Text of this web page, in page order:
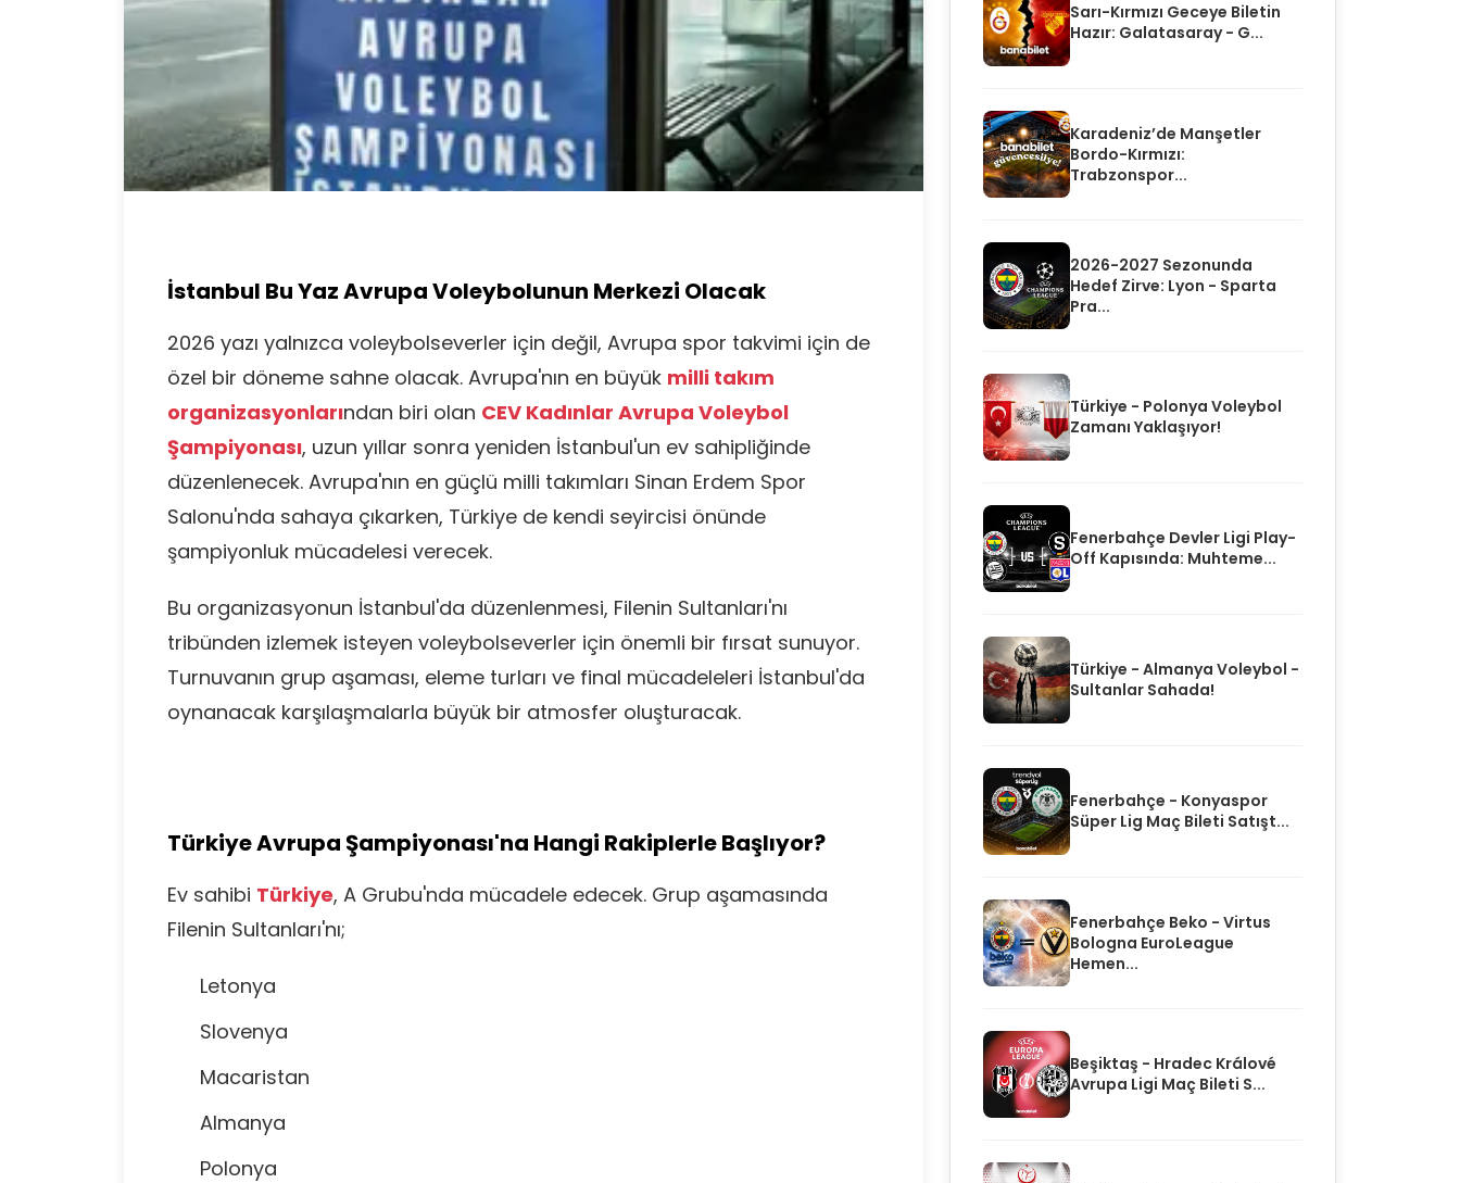
İstanbul Bu Yaz Avrupa Voleybolunun Merkezi Olacak
2026 yazı yalnızca voleybolseverler için değil, Avrupa spor takvimi için de
özel bir döneme sahne olacak. Avrupa'nın en büyük milli takım
organizasyonlarından biri olan CEV Kadınlar Avrupa Voleybol
Şampiyonası, uzun yıllar sonra yeniden İstanbul'un ev sahipliğinde
düzenlenecek. Avrupa'nın en güçlü milli takımları Sinan Erdem Spor
Salonu'nda sahaya çıkarken, Türkiye de kendi seyircisi önünde
şampiyonluk mücadelesi verecek.
Bu organizasyonun İstanbul'da düzenlenmesi, Filenin Sultanları'nı
tribünden izlemek isteyen voleybolseverler için önemli bir fırsat sunuyor.
Turnuvanın grup aşaması, eleme turları ve final mücadeleleri İstanbul'da
oynanacak karşılaşmalarla büyük bir atmosfer oluşturacak.
Türkiye Avrupa Şampiyonası'na Hangi Rakiplerle Başlıyor?
Ev sahibi Türkiye, A Grubu'nda mücadele edecek. Grup aşamasında
Filenin Sultanları'nı;
Letonya
Slovenya
Macaristan
Almanya
Polonya
Sarı-Kırmızı Geceye Biletin
Hazır: Galatasaray - G...
Karadeniz’de Manşetler
Bordo-Kırmızı:
Trabzonspor...
2026-2027 Sezonunda
Hedef Zirve: Lyon - Sparta
Pra...
Türkiye - Polonya Voleybol
Zamanı Yaklaşıyor!
Fenerbahçe Devler Ligi Play-
Off Kapısında: Muhteme...
Türkiye - Almanya Voleybol -
Sultanlar Sahada!
Fenerbahçe - Konyaspor
Süper Lig Maç Bileti Satışt...
Fenerbahçe Beko - Virtus
Bologna EuroLeague
Hemen...
Beşiktaş - Hradec Králové
Avrupa Ligi Maç Bileti S...